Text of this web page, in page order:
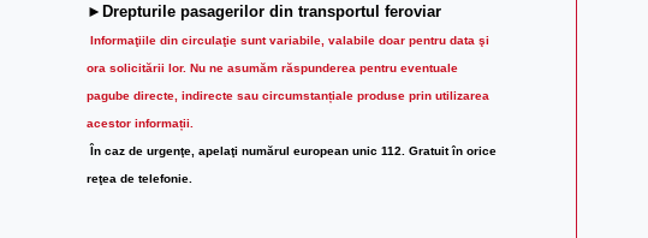
►Drepturile pasagerilor din transportul feroviar
Informaţiile din circulaţie sunt variabile, valabile doar pentru data şi
ora solicitării lor. Nu ne asumăm răspunderea pentru eventuale
pagube directe, indirecte sau circumstanțiale produse prin utilizarea
acestor informații.
În caz de urgenţe, apelaţi numărul european unic 112. Gratuit în orice
reţea de telefonie.